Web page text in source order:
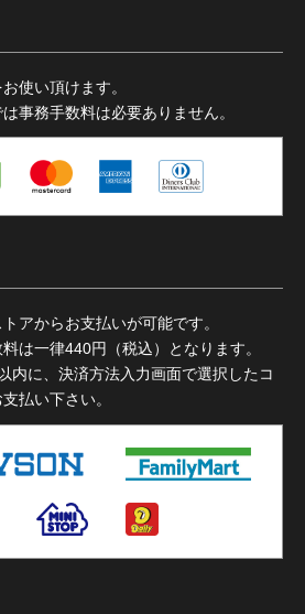
使い頂けます。
事務手数料は必要ありません。
アからお支払いが可能です。
は一律440円（税込）となります。
内に、決済方法入力画面で選択したコ
払い下さい。